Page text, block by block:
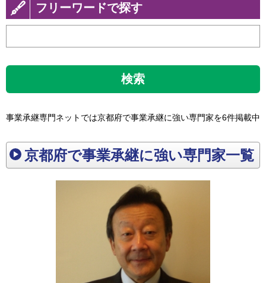
フリーワードで探す
検索
事業承継専門ネットでは京都府で事業承継に強い専門家を6件掲載中
京都府で事業承継に強い専門家一覧